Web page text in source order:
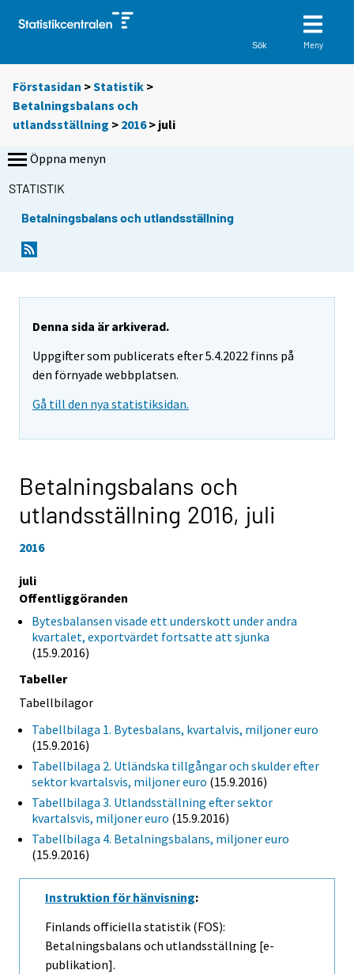
Sök Meny
Förstasidan >Statistik >
Betalningsbalans och
utlandsställning > 2016> juli
Öppna menyn
STATISTIK
Betalningsbalans och utlandsställning
Denna sida är arkiverad.
Uppgifter som publicerats efter 5.4.2022 finns på
den förnyade webbplatsen.
Gå till den nya statistiksidan.
Betalningsbalans och
utlandsställning 2016, juli
2016
juli
Offentliggöranden
Bytesbalansen visade ett underskott under andra
kvartalet, exportvärdet fortsatte att sjunka
(15.9.2016)
Tabeller
Tabellbilagor
Tabellbilaga 1. Bytesbalans, kvartalvis, miljoner euro
(15.9.2016)
Tabellbilaga 2. Utländska tillgångar och skulder efter
sektor kvartalsvis, miljoner euro (15.9.2016)
Tabellbilaga 3. Utlandsställning efter sektor
kvartalsvis, miljoner euro (15.9.2016)
Tabellbilaga 4. Betalningsbalans, miljoner euro
(15.9.2016)
Instruktion för hänvisning:
Finlands officiella statistik (FOS):
Betalningsbalans och utlandsställning [e-
publikation].